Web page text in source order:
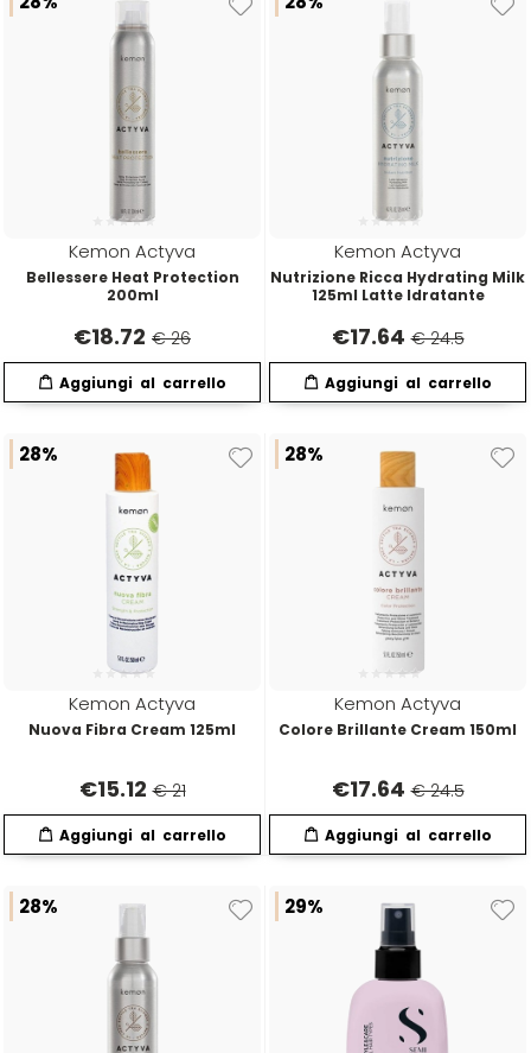
Kemon Actyva
Bellessere Heat Protection
200ml
€18.72 € 26
Kemon Actyva
Nutrizione Ricca Hydrating Milk
125ml Latte Idratante
€17.64 € 24.5
28%
Kemon Actyva
Nuova Fibra Cream 125ml
€15.12 € 21
28%
Kemon Actyva
Colore Brillante Cream 150ml
€17.64 € 24.5
28% 29%